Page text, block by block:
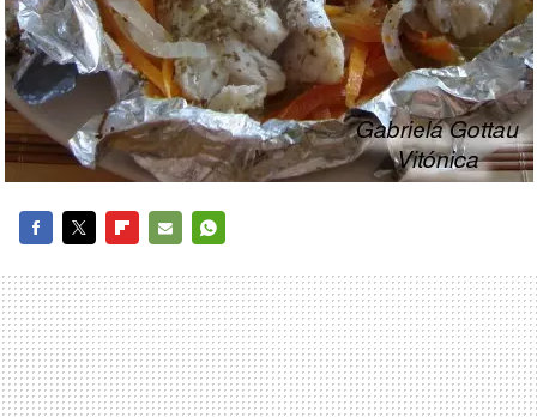
MAIL